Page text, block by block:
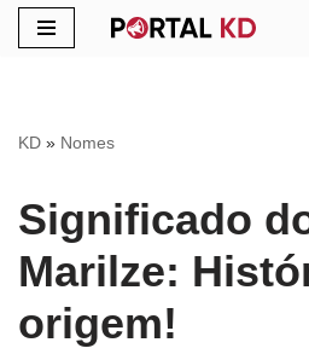
conteúdo
KD » Nomes
Significado
Marilze:
origem!